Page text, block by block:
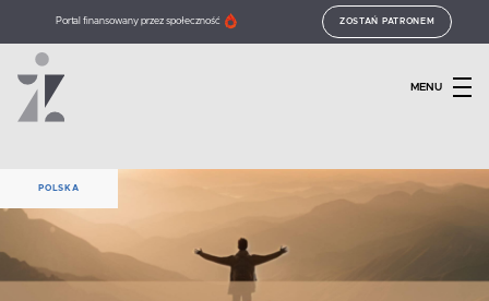
Portal finansowany przez społeczność ZOSTAŃ PATRONEM
MENU
POLSKA